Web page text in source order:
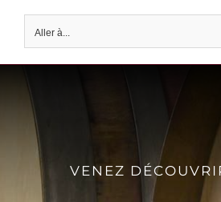
Aller à...
VENEZ